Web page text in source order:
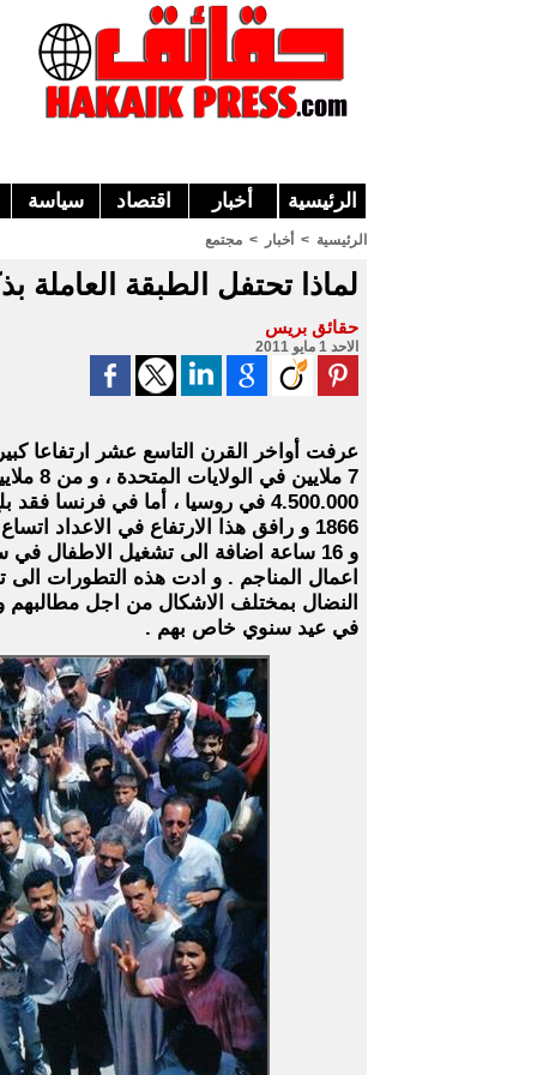
الرئيسية أخبار اقتصاد سياسة
الرئيسية > أخبار > مجتمع
لماذا تحتفل الطبقة العاملة
حقائق بريس
الاحد 1 مايو 2011
و 16 ساعة اضافة الى تشغيل
اعمال المناجم . و ادت هذه التطورات
في عيد سنوي خاص بهم .